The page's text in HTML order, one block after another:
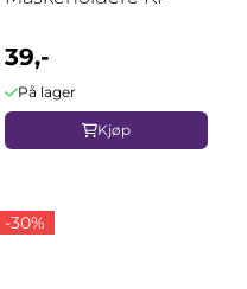
39,-
På lager
Kjøp
-30%